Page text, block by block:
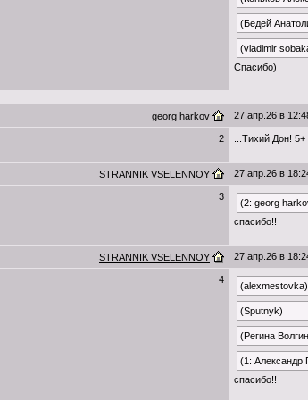
(Бедей
(vladimir
Спасибо)
georg harkov 27.апр.26 в
2 ...Тихий Дон! 5+
STRANNIK VSELENNOY 27.апр.26 в
3
(2: georg
спасибо!!
STRANNIK VSELENNOY 27.апр.26 в
4
(alexmestovka)
(Sputnyk)
(Регина
(1: Александр
спасибо!!